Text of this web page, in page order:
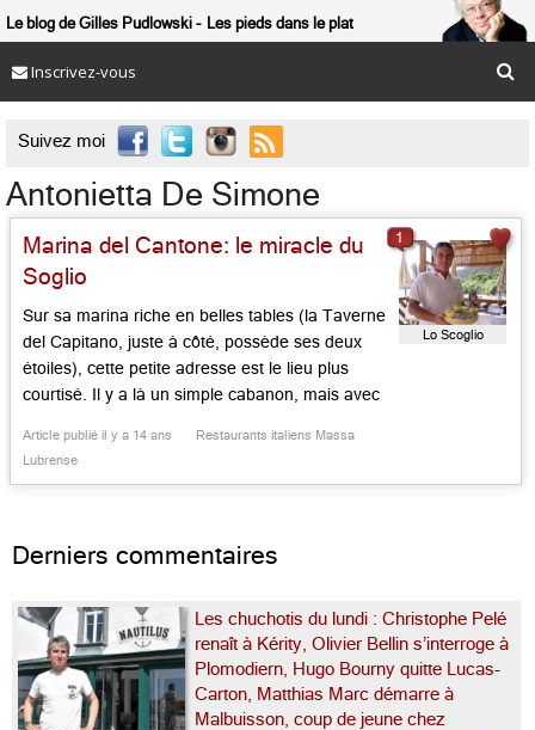
Le blog de Gilles Pudlowski Les pieds dans le plat
Inscrivez-vous
Suivez moi 
Antonietta De Simone
Marina del Cantone: le miracle du
Soglio
Sur sa marina riche en belles tables (la Taverne
del Capitano, juste à côté, possède ses deux
étoiles), cette petite adresse est le lieu plus
courtisé. Il y a là un simple cabanon, mais avec
tables joliment nappées de blanc et sa terrasse
Article publié il y a 14 ans
Restaurants italiens Massa
Lubrense
Lo Scoglio
1
Derniers commentaires
Les chuchotis du lundi : Christophe Pelé
renaît à Kérity, Olivier Bellin s’interroge à
Plomodiern, Hugo Bourny quitte Lucas-
Carton, Matthias Marc démarre à
Malbuisson, coup de jeune chez